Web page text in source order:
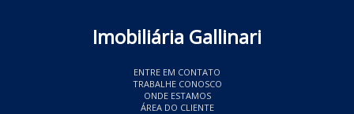
Imobiliária Gallinari
ENTRE EM CONTATO
TRABALHE CONOSCO
ONDE ESTAMOS
ÁREA DO CLIENTE